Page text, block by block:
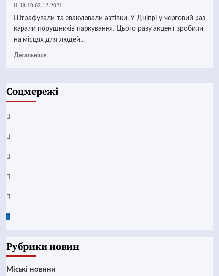
18:10 02.12.2021
Штрафували та евакуювали автівки. У Дніпрі у черговий раз
карали порушників паркування. Цього разу акцент зробили
на місцях для людей...
Детальніше
Соцмережі
Facebook
YouTube
Telegram
Instagram
Twitter
Google
Рубрики новин
Mіські новини